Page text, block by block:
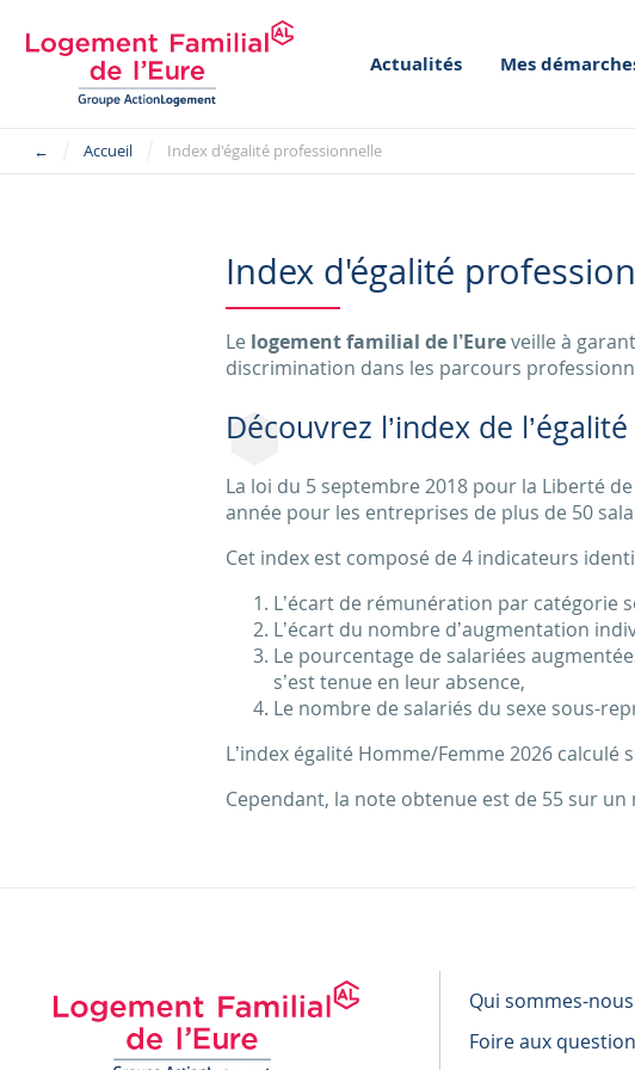
Actualités Mes
← Accueil Index d'égalité professionnelle
Index d'égalité
Le logement familial de l’Eureveille à
discrimination dans les parcours
Découvrez l’index de
La loi du 5 septembre 2018 pour la Liberté
année pour les entreprises de plus de 50
Cet index est composé de 4 indicateurs
L’écart de rémunération par catégorie
L’écart du nombre d’augmentation
Le pourcentage de salariées
s’est tenue en leur absence,
Le nombre de salariés du sexe sous-
L’index égalité Homme/Femme 2026
Cependant, la note obtenue est de 55 sur
Qui sommes-nous
Foire aux